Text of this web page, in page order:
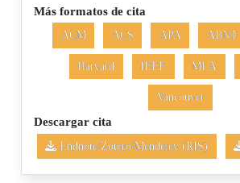
Más formatos de cita
ACM ACS APA ABNT
Harvard IEEE MLA
Vancouver
Descargar cita
Endnote/Zotero/Mendeley (RIS)